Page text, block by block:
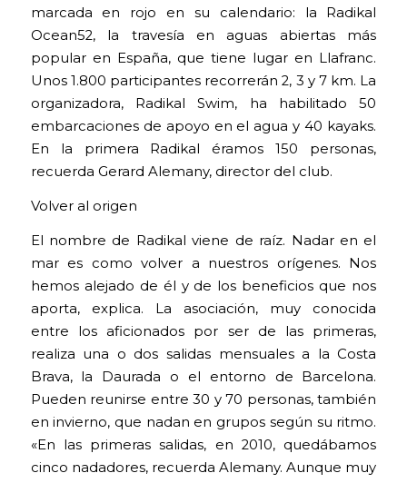
marcada en rojo en su calendario: la Radikal
Ocean52, la travesía en aguas abiertas más
popular en España, que tiene lugar en Llafranc.
Unos 1.800 participantes recorrerán 2, 3 y 7 km. La
organizadora, Radikal Swim, ha habilitado 50
embarcaciones de apoyo en el agua y 40 kayaks.
En la primera Radikal éramos 150 personas,
recuerda Gerard Alemany, director del club.
Volver al origen
El nombre de Radikal viene de raíz. Nadar en el
mar es como volver a nuestros orígenes. Nos
hemos alejado de él y de los beneficios que nos
aporta, explica. La asociación, muy conocida
entre los aficionados por ser de las primeras,
realiza una o dos salidas mensuales a la Costa
Brava, la Daurada o el entorno de Barcelona.
Pueden reunirse entre 30 y 70 personas, también
en invierno, que nadan en grupos según su ritmo.
«En las primeras salidas, en 2010, quedábamos
cinco nadadores, recuerda Alemany. Aunque muy